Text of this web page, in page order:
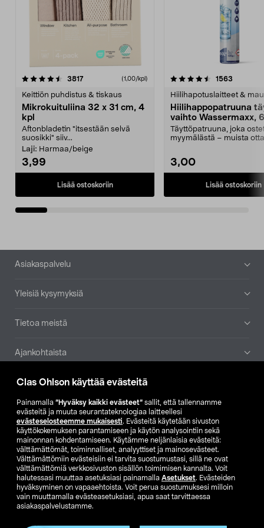
Clas Ohlson käyttää evästeitä
Painamalla ”Hyväksy kaikki evästeet” sallit, että tallennamme
evästeitä ja muuta seurantateknologiaa laitteellesi
evästeselosteemme mukaisesti. Evästeitä käytetään sivuston
käyttökokemuksen parantamiseen ja käytön analysointiin sekä
mainonnan kohdentamiseen. Käytämme neljänlaisia evästeitä:
välttämättömät, toiminnalliset, analyyttiset ja mainosevästeet.
Välttämättömiin evästeisiin ei tarvita suostumustasi, sillä ne ovat
välttämättömiä verkkosivuston sisällön toimimisen kannalta. Voit
halutessasi muuttaa asetuksiasi painamalla Asetukset. Evästeiden
hyväksyminen on vapaaehtoista. Voit perua suostumuksesi milloin
vain muuttamalla evästeasetuksiasi, apua saat tarvittaessa
asiakaspalvelustamme.
3817arvostelut (1,00/kpl)
Keittiön puhdistus & tiskaus
Mikrokuituliina 32 x 31 cm, 4
kpl
Aftonbladetin "itsestään selvä
suosikki" siiv...
Laji: Harmaa/beige
3,99
Lisää ostoskoriin
4.5viidestä
1563
Hiilihapotuslaitteet &
Hiilihappopatruuna
vaihto Wassermaxx,
Täyttöpatruuna, joka
myymälästä – muista
3,00
Lisää ostoskoriin
4.5viidestä
Alatunniste
Asiakaspalvelu
Yleisiä kysymyksiä
Tietoa meistä
Ajankohtaista
Muut yrityksemme
Etsi myymälä
SE NO FI
FI SV